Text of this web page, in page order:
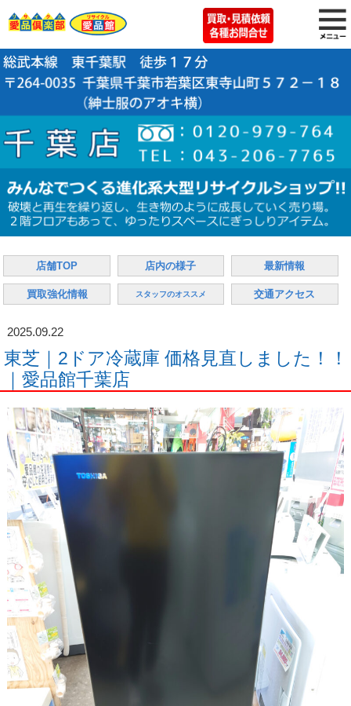
店舗TOP 店内の様子 最新情報
買取強化情報 スタッフのオススメ 交通アクセス
2025.09.22
東芝｜2ドア冷蔵庫 価格見直しました！！
｜愛品館千葉店